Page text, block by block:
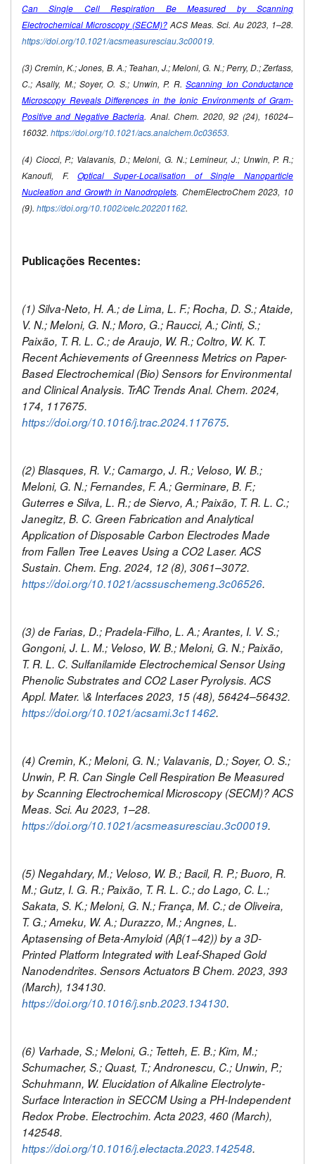
Can Single Cell Respiration Be Measured by Scanning
Electrochemical Microscopy (SECM)? ACS Meas. Sci. Au 2023, 1–28.
https://doi.org/10.1021/acsmeasuresciau.3c00019.
(3) Cremin, K.; Jones, B. A.; Teahan, J.; Meloni, G. N.; Perry, D.; Zerfass,
C.; Asally, M.; Soyer, O. S.; Unwin, P. R. Scanning Ion Conductance
Microscopy Reveals Differences in the Ionic Environments of Gram-
Positive and Negative Bacteria. Anal. Chem. 2020, 92 (24), 16024–
16032. https://doi.org/10.1021/acs.analchem.0c03653.
(4) Ciocci, P.; Valavanis, D.; Meloni, G. N.; Lemineur, J.; Unwin, P. R.;
Kanoufi, F. Optical Super‐Localisation of Single Nanoparticle
Nucleation and Growth in Nanodroplets. ChemElectroChem 2023, 10
(9). https://doi.org/10.1002/celc.202201162.
Publicações Recentes:
(1) Silva-Neto, H. A.; de Lima, L. F.; Rocha, D. S.; Ataide,
V. N.; Meloni, G. N.; Moro, G.; Raucci, A.; Cinti, S.;
Paixão, T. R. L. C.; de Araujo, W. R.; Coltro, W. K. T.
Recent Achievements of Greenness Metrics on Paper-
Based Electrochemical (Bio) Sensors for Environmental
and Clinical Analysis. TrAC Trends Anal. Chem. 2024,
174, 117675.
https://doi.org/10.1016/j.trac.2024.117675.
(2) Blasques, R. V.; Camargo, J. R.; Veloso, W. B.;
Meloni, G. N.; Fernandes, F. A.; Germinare, B. F.;
Guterres e Silva, L. R.; de Siervo, A.; Paixão, T. R. L. C.;
Janegitz, B. C. Green Fabrication and Analytical
Application of Disposable Carbon Electrodes Made
from Fallen Tree Leaves Using a CO2 Laser. ACS
Sustain. Chem. Eng. 2024, 12 (8), 3061–3072.
https://doi.org/10.1021/acssuschemeng.3c06526.
(3) de Farias, D.; Pradela-Filho, L. A.; Arantes, I. V. S.;
Gongoni, J. L. M.; Veloso, W. B.; Meloni, G. N.; Paixão,
T. R. L. C. Sulfanilamide Electrochemical Sensor Using
Phenolic Substrates and CO2 Laser Pyrolysis. ACS
Appl. Mater. \& Interfaces 2023, 15 (48), 56424–56432.
https://doi.org/10.1021/acsami.3c11462.
(4) Cremin, K.; Meloni, G. N.; Valavanis, D.; Soyer, O. S.;
Unwin, P. R. Can Single Cell Respiration Be Measured
by Scanning Electrochemical Microscopy (SECM)? ACS
Meas. Sci. Au 2023, 1–28.
https://doi.org/10.1021/acsmeasuresciau.3c00019.
(5) Negahdary, M.; Veloso, W. B.; Bacil, R. P.; Buoro, R.
M.; Gutz, I. G. R.; Paixão, T. R. L. C.; do Lago, C. L.;
Sakata, S. K.; Meloni, G. N.; França, M. C.; de Oliveira,
T. G.; Ameku, W. A.; Durazzo, M.; Angnes, L.
Aptasensing of Beta-Amyloid (Aβ(1−42)) by a 3D-
Printed Platform Integrated with Leaf-Shaped Gold
Nanodendrites. Sensors Actuators B Chem. 2023, 393
(March), 134130.
https://doi.org/10.1016/j.snb.2023.134130.
(6) Varhade, S.; Meloni, G.; Tetteh, E. B.; Kim, M.;
Schumacher, S.; Quast, T.; Andronescu, C.; Unwin, P.;
Schuhmann, W. Elucidation of Alkaline Electrolyte-
Surface Interaction in SECCM Using a PH-Independent
Redox Probe. Electrochim. Acta 2023, 460 (March),
142548.
https://doi.org/10.1016/j.electacta.2023.142548.